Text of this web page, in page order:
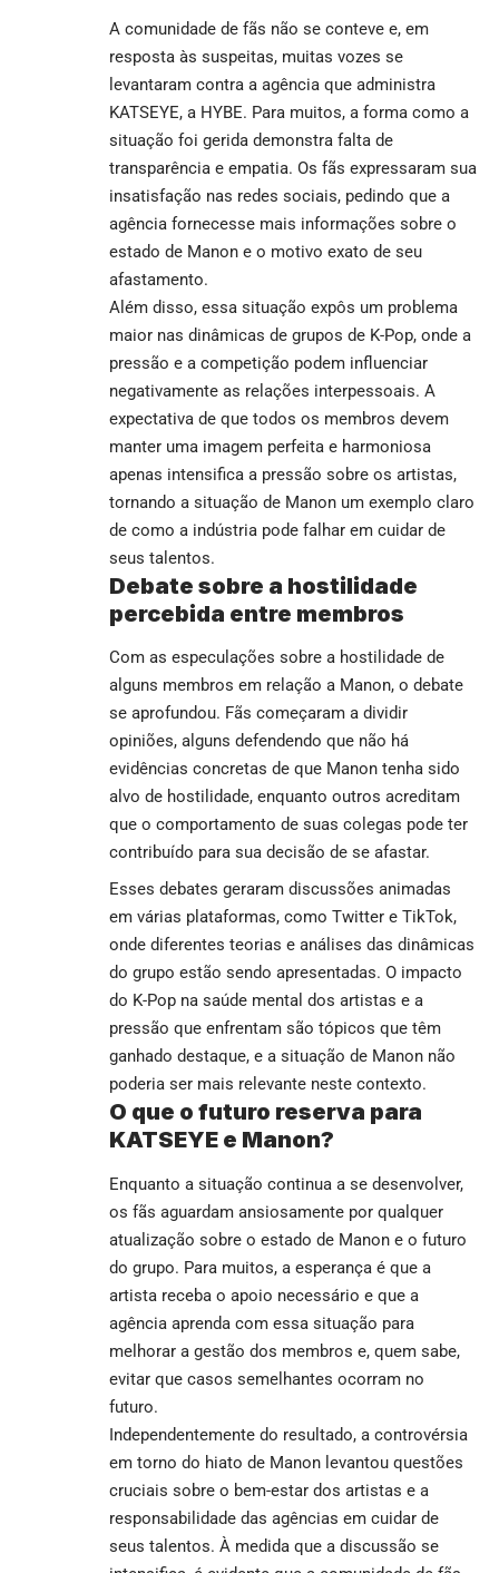
A comunidade de fãs não se conteve e, em
resposta às suspeitas, muitas vozes se
levantaram contra a agência que administra
KATSEYE, a HYBE. Para muitos, a forma como a
situação foi gerida demonstra falta de
transparência e empatia. Os fãs expressaram sua
insatisfação nas redes sociais, pedindo que a
agência fornecesse mais informações sobre o
estado de Manon e o motivo exato de seu
afastamento.
Além disso, essa situação expôs um problema
maior nas dinâmicas de grupos de K-Pop, onde a
pressão e a competição podem influenciar
negativamente as relações interpessoais. A
expectativa de que todos os membros devem
manter uma imagem perfeita e harmoniosa
apenas intensifica a pressão sobre os artistas,
tornando a situação de Manon um exemplo claro
de como a indústria pode falhar em cuidar de
seus talentos.
Debate sobre a hostilidade
percebida entre membros
Com as especulações sobre a hostilidade de
alguns membros em relação a Manon, o debate
se aprofundou. Fãs começaram a dividir
opiniões, alguns defendendo que não há
evidências concretas de que Manon tenha sido
alvo de hostilidade, enquanto outros acreditam
que o comportamento de suas colegas pode ter
contribuído para sua decisão de se afastar.
Esses debates geraram discussões animadas
em várias plataformas, como Twitter e TikTok,
onde diferentes teorias e análises das dinâmicas
do grupo estão sendo apresentadas. O impacto
do K-Pop na saúde mental dos artistas e a
pressão que enfrentam são tópicos que têm
ganhado destaque, e a situação de Manon não
poderia ser mais relevante neste contexto.
O que o futuro reserva para
KATSEYE e Manon?
Enquanto a situação continua a se desenvolver,
os fãs aguardam ansiosamente por qualquer
atualização sobre o estado de Manon e o futuro
do grupo. Para muitos, a esperança é que a
artista receba o apoio necessário e que a
agência aprenda com essa situação para
melhorar a gestão dos membros e, quem sabe,
evitar que casos semelhantes ocorram no
futuro.
Independentemente do resultado, a controvérsia
em torno do hiato de Manon levantou questões
cruciais sobre o bem-estar dos artistas e a
responsabilidade das agências em cuidar de
seus talentos. À medida que a discussão se